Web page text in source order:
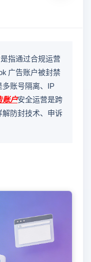
指通过合规运营
广告账户被封禁
账号隔离、IP
账户安全运营是跨
防封技术、申诉